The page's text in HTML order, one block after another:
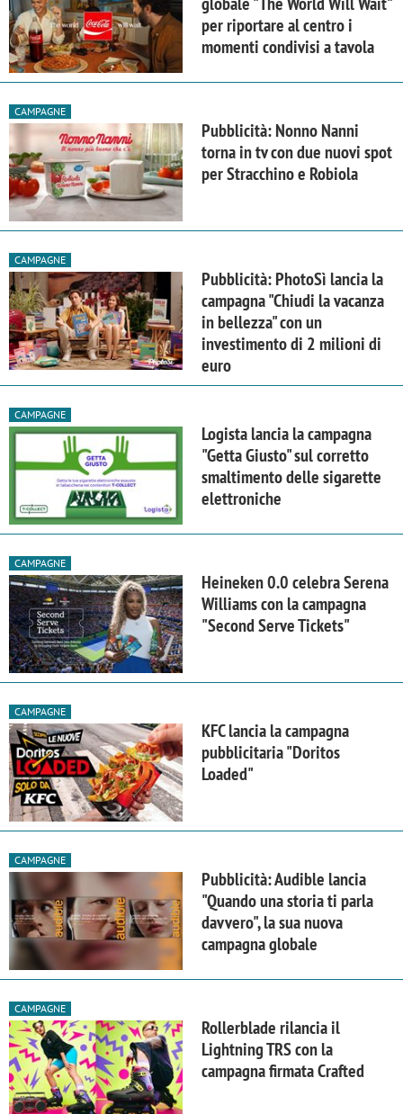
per riportare al centro i
momenti condivisi a tavola
CAMPAGNE
Pubblicità: Nonno Nanni
torna in tv con due nuovi spot
per Stracchino e Robiola
CAMPAGNE
Pubblicità: PhotoSì lancia la
campagna "Chiudi la vacanza
in bellezza" con un
investimento di 2 milioni di
euro
CAMPAGNE
Logista lancia la campagna
"Getta Giusto" sul corretto
smaltimento delle sigarette
elettroniche
CAMPAGNE
Heineken 0.0 celebra Serena
Williams con la campagna
"Second Serve Tickets"
CAMPAGNE
KFC lancia la campagna
pubblicitaria "Doritos
Loaded"
CAMPAGNE
Pubblicità: Audible lancia
"Quando una storia ti parla
davvero", la sua nuova
campagna globale
CAMPAGNE
Rollerblade rilancia il
Lightning TRS con la
campagna firmata Crafted